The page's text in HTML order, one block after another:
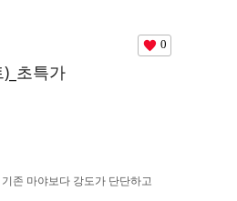
0
초특가
존 마야보다 강도가 단단하고